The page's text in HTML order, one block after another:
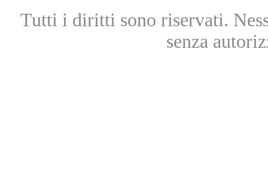
Tutti i diritti sono riservati.
senza